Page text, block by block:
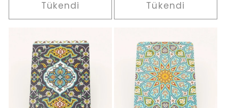
Tükendi Tükendi